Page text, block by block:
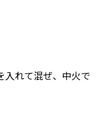
入れて混ぜ、中火で